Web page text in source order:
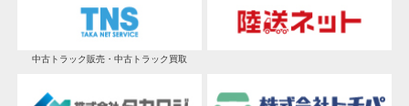
中古トラック販売・中古トラック買取